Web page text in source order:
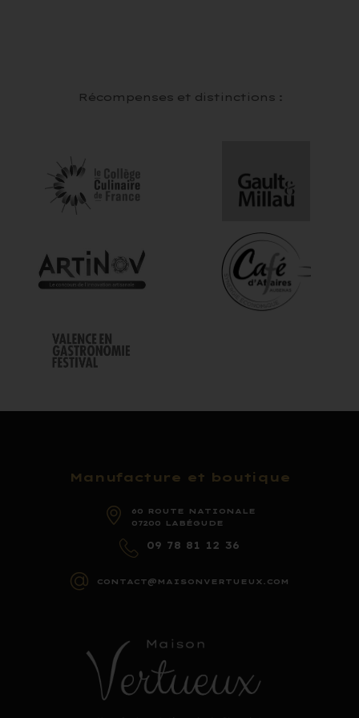
Récompenses et distinctions :
Manufacture et boutique
60 ROUTE NATIONALE
07200 LABÉGUDE
09 78 81 12 36
CONTACT@MAISONVERTUEUX.COM